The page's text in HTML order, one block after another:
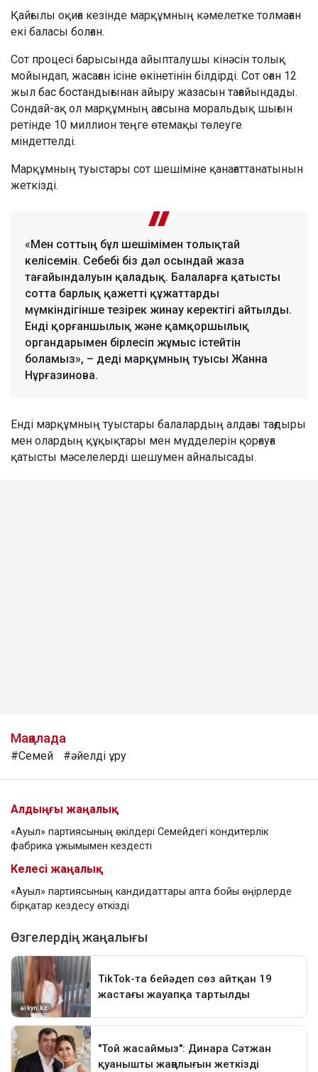
Қайғылы оқиға кезінде марқұмның кәмелетке толмаған
екі баласы болған.
Сот процесі барысында айыпталушы кінәсін толық
мойындап, жасаған ісіне өкінетінін білдірді. Сот оған 12
жыл бас бостандығынан айыру жазасын тағайындады.
Сондай-ақ ол марқұмның ағасына моральдық шығын
ретінде 10 миллион теңге өтемақы төлеуге
міндеттелді.
Марқұмның туыстары сот шешіміне қанағаттанатынын
жеткізді.
«Мен соттың бұл шешімімен толықтай
келісемін. Себебі біз дәл осындай жаза
тағайындалуын қаладық. Балаларға қатысты
сотта барлық қажетті құжаттарды
мүмкіндігінше тезірек жинау керектігі айтылды.
Енді қорғаншылық және қамқоршылық
органдарымен бірлесіп жұмыс істейтін
боламыз», – деді марқұмның туысы Жанна
Нұрғазинова.
Енді марқұмның туыстары балалардың алдағы тағдыры
мен олардың құқықтары мен мүдделерін қорғауға
қатысты мәселелерді шешумен айналысады.
Мақалада
#Семей #әйелді ұру
Алдыңғы жаңалық
«Ауыл» партиясының өкілдері Семейдегі кондитерлік
фабрика ұжымымен кездесті
Келесі жаңалық
«Ауыл» партиясының кандидаттары апта бойы өңірлерде
бірқатар кездесу өткізді